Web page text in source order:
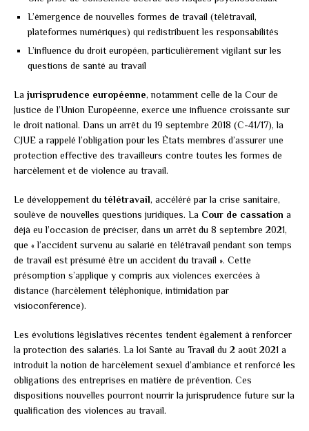
L’émergence de nouvelles formes de travail (télétravail,
plateformes numériques) qui redistribuent les responsabilités
L’influence du droit européen, particulièrement vigilant sur les
questions de santé au travail
La jurisprudence européenne, notamment celle de la Cour de
Justice de l’Union Européenne, exerce une influence croissante sur
le droit national. Dans un arrêt du 19 septembre 2018 (C-41/17), la
CJUE a rappelé l’obligation pour les États membres d’assurer une
protection effective des travailleurs contre toutes les formes de
harcèlement et de violence au travail.
Le développement du télétravail, accéléré par la crise sanitaire,
soulève de nouvelles questions juridiques. La Cour de cassation a
déjà eu l’occasion de préciser, dans un arrêt du 8 septembre 2021,
que « l’accident survenu au salarié en télétravail pendant son temps
de travail est présumé être un accident du travail ». Cette
présomption s’applique y compris aux violences exercées à
distance (harcèlement téléphonique, intimidation par
visioconférence).
Les évolutions législatives récentes tendent également à renforcer
la protection des salariés. La loi Santé au Travail du 2 août 2021 a
introduit la notion de harcèlement sexuel d’ambiance et renforcé les
obligations des entreprises en matière de prévention. Ces
dispositions nouvelles pourront nourrir la jurisprudence future sur la
qualification des violences au travail.